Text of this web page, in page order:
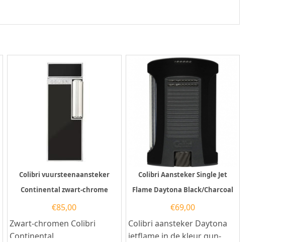
Colibri vuursteenaansteker
Continental zwart-chrome
€85,00
Zwart-chromen Colibri
Continental
Colibri Aansteker Single Jet
Flame Daytona Black/Charcoal
€69,00
Colibri aansteker Daytona
jetflame in de kleur gun-